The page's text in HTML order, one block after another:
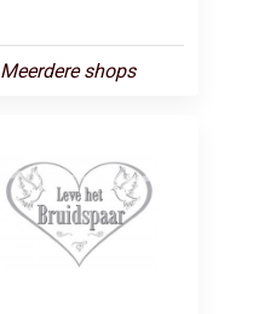
Meerdere shops